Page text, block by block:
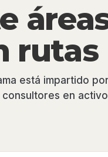
rutas
está impartido
en